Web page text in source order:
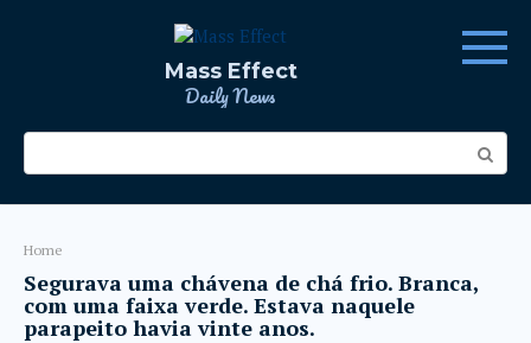
Mass Effect
Daily News
Search:
Home
Segurava uma chávena de chá frio. Branca,
com uma faixa verde. Estava naquele
parapeito havia vinte anos.